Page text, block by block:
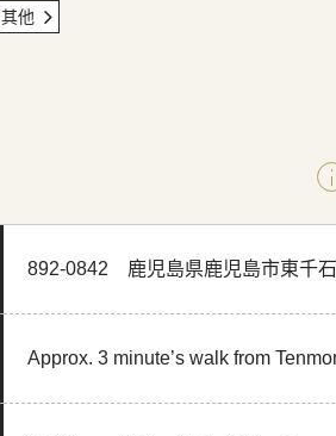
其他
892-0842 鹿児島県鹿児島市東千
Approx. 3 minute’s walk from